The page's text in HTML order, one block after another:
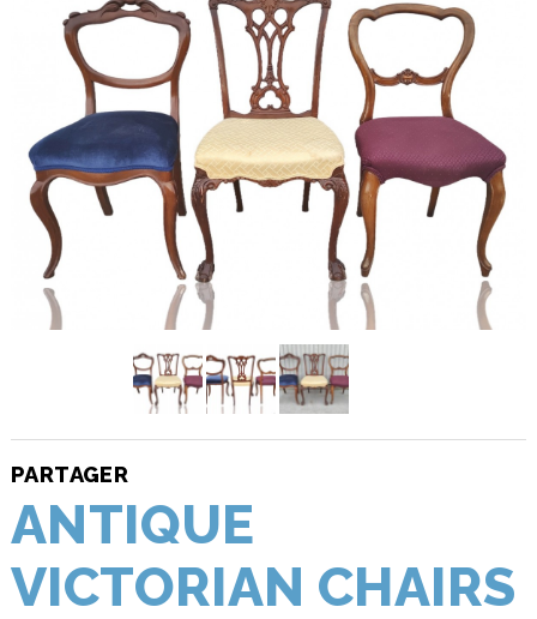
PARTAGER
ANTIQUE
VICTORIAN CHAIRS